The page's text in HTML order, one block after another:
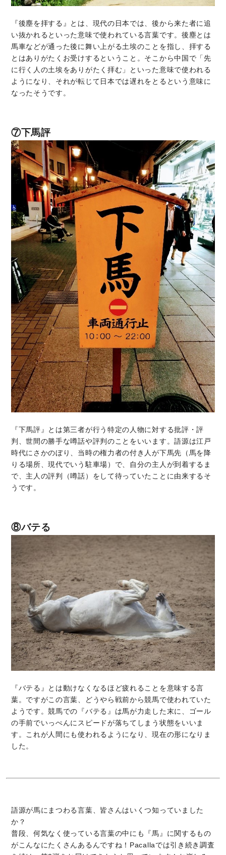
『後塵を拝する』とは、現代の日本では、後から来た者に追
い抜かれるといった意味で使われている言葉です。後塵とは
馬車などが通った後に舞い上がる土埃のことを指し、拝する
とはありがたくお受けするということ。そこから中国で「先
に行く人の土埃をありがたく拝む」といった意味で使われる
ようになり、それが転じて日本では遅れをとるという意味に
なったそうです。
⑦下馬評
『下馬評』とは第三者が行う特定の人物に対する批評・評
判、世間の勝手な噂話や評判のことをいいます。語源は江戸
時代にさかのぼり、当時の権力者の付き人が下馬先（馬を降
りる場所、現代でいう駐車場）で、自分の主人が到着するま
で、主人の評判（噂話）をして待っていたことに由来するそ
うです。
⑧バテる
『バテる』とは動けなくなるほど疲れることを意味する言
葉。ですがこの言葉、どうやら戦前から競馬で使われていた
ようです。競馬での『バテる』は馬が力走した末に、ゴール
の手前でいっぺんにスピードが落ちてしまう状態をいいま
す。これが人間にも使われるようになり、現在の形になりま
した。
語源が馬にまつわる言葉、皆さんはいくつ知っていました
か？
普段、何気なく使っている言葉の中にも『馬』に関するもの
がこんなにたくさんあるんですね！Pacallaでは引き続き調査